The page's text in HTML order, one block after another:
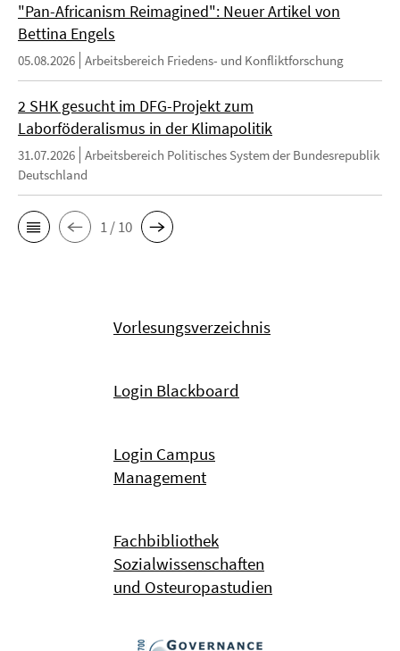
"Pan-Africanism Reimagined": Neuer Artikel von
Bettina Engels
05.08.2026 Arbeitsbereich Friedens- und Konfliktforschung
2 SHK gesucht im DFG-Projekt zum
Laborföderalismus in der Klimapolitik
31.07.2026 Arbeitsbereich Politisches System der Bundesrepublik
Deutschland
1 / 10
Vorlesungsverzeichnis
Login Blackboard
Login Campus
Management
Fachbibliothek
Sozialwissenschaften
und Osteuropastudien